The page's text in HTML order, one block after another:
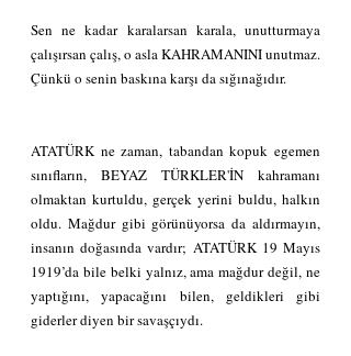
Sen ne kadar karalarsan karala, unutturmaya
çalışırsan çalış, o asla KAHRAMANINI unutmaz.
Çünkü o senin baskına karşı da sığınağıdır.
ATATÜRK ne zaman, tabandan kopuk egemen
sınıfların, BEYAZ TÜRKLER'İN kahramanı
olmaktan kurtuldu, gerçek yerini buldu, halkın
oldu. Mağdur gibi görünüyorsa da aldırmayın,
insanın doğasında vardır; ATATÜRK 19 Mayıs
1919’da bile belki yalnız, ama mağdur değil, ne
yaptığını, yapacağını bilen, geldikleri gibi
giderler diyen bir savaşçıydı.